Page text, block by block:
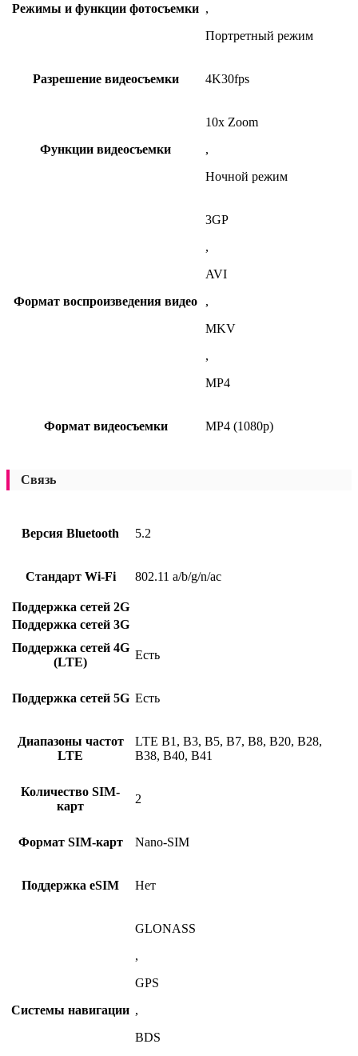
Режимы и функции фотосъемки ,
Портретный режим
Разрешение видеосъемки 4K30fps
Функции видеосъемки
10x Zoom
,
Ночной режим
Формат воспроизведения видео
3GP
,
AVI
,
MKV
,
MP4
Формат видеосъемки MP4 (1080p)
Связь
Версия Bluetooth 5.2
Стандарт Wi-Fi 802.11 a/b/g/n/ac
Поддержка сетей 2G
Поддержка сетей 3G
Поддержка сетей 4G
(LTE)
Есть
Поддержка сетей 5G Есть
Диапазоны частот
LTE
LTE B1, B3, B5, B7, B8, B20, B28,
B38, B40, B41
Количество SIM-
карт
2
Формат SIM-карт Nano-SIM
Поддержка eSIM Нет
Системы навигации
GLONASS
,
GPS
,
BDS